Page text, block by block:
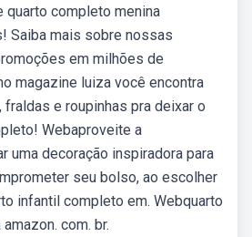
quarto completo menina
Saiba mais sobre nossas
em milhões de
magazine luiza você encontra
e roupinhas pra deixar o
Webaproveite a
uma decoração inspiradora para
seu bolso, ao escolher
infantil completo em. Webquarto
com. br.